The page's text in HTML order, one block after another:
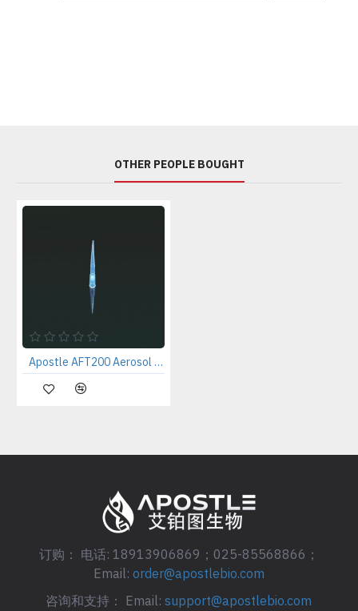
OTHER PEOPLE BOUGHT
Apostle AFT200 Aerosol Filtered Pipette Tip, Extended
订购： 电话: 18913906869；025-85568866；
Email: order@apostlebio.com
咨询和支持： Email:support@apostlebio.com